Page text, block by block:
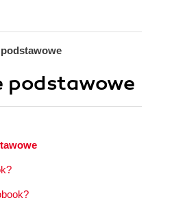
podstawowe